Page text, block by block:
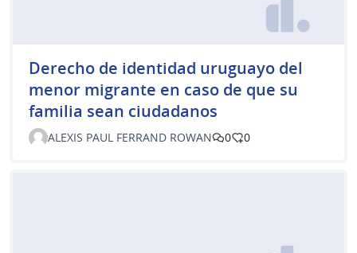
Derecho de identidad uruguayo del
menor migrante en caso de que su
familia sean ciudadanos
ALEXIS PAUL FERRAND ROWAN 0 0